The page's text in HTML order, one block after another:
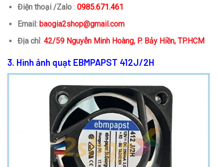
Điện thoại /Zalo: 0985.671.461
Email: baogia2shop@gmail.com
Địa chỉ: 42/59 Nguyễn Minh Hoàng, P. Bảy Hiền, TP.HCM
3. Hình ảnh quạt EBMPAPST 412J/2H